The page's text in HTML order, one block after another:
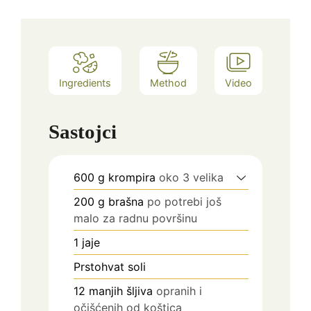
Ingredients Method Video
Sastojci
600 g krompira oko 3 velika
200 g brašna po potrebi još
malo za radnu površinu
1 jaje
Prstohvat soli
12 manjih šljiva opranih i
očišćenih od koštica